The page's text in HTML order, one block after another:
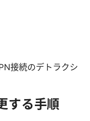
接続のデトラクシ
する手順